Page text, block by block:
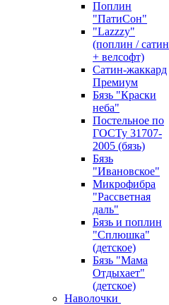
Поплин
"ПатиСон"
"Lazzzy"
(поплин / сатин
+ велсофт)
Сатин-жаккард
Премиум
Бязь "Краски
неба"
Постельное по
ГОСТу 31707-
2005 (бязь)
Бязь
"Ивановское"
Микрофибра
"Рассветная
даль"
Бязь и поплин
"Сплюшка"
(детское)
Бязь "Мама
Отдыхает"
(детское)
Наволочки